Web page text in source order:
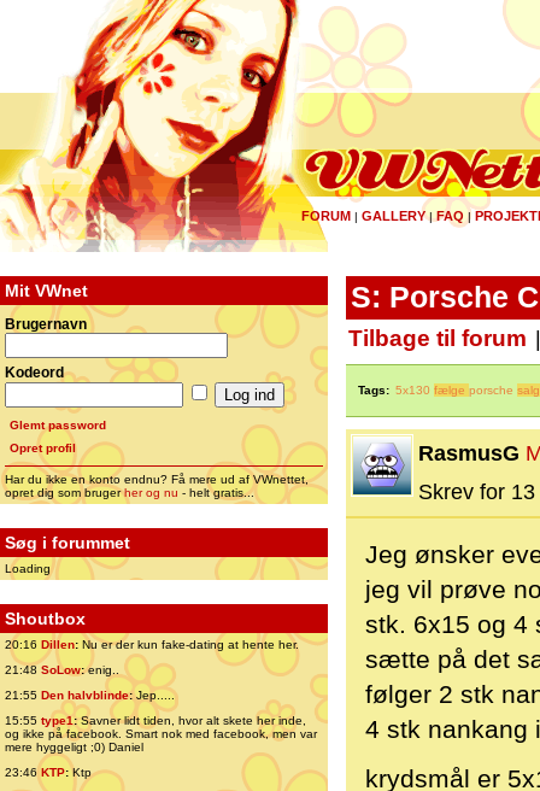
FORUM | GALLERY|FAQ |
Mit VWnet
Brugernavn
Kodeord
Glemt password
Opret profil
Har du ikke en konto endnu? Få mere ud af VWnettet,
opret dig som brugerher og nu - helt gratis...
Søg i forummet
Loading
Shoutbox
20:16 Dillen: Nu er der kun fake-dating at hente her.
21:48 SoLow:enig..
21:55 Den halvblinde:Jep.....
15:55 type1:Savner lidt tiden, hvor alt skete her inde,
og ikke på facebook. Smart nok med facebook, men var
mere hyggeligt ;0) Daniel
23:46 KTP:Ktp
S: Porsche
Tilbage til forum
Tags: 5x130 fælge porsche salg
RasmusG
Skrev for
Jeg ønsker
jeg vil prøve
stk. 6x15 og 4
sætte på det
følger 2 stk
4 stk nankang
krydsmål er